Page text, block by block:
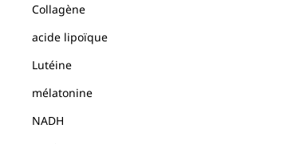
Collagène
acide lipoïque
Lutéine
mélatonine
NADH